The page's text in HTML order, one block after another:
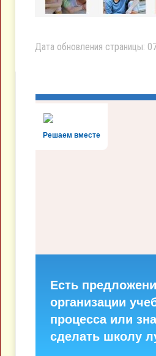
Дата обновления страницы:
Решаем вместе
Есть
организации
процесса или
сделать школу